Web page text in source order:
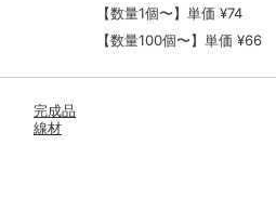
【数量1個〜】単価 ¥74
【数量100個〜】単価 ¥66
完成品
線材